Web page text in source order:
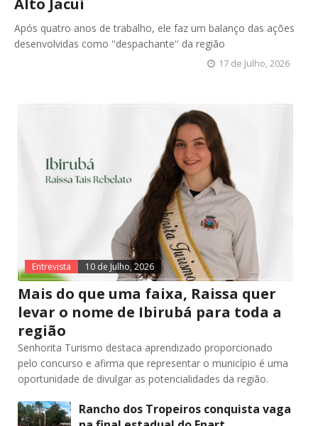
Alto Jacuí
Após quatro anos de trabalho, ele faz um balanço das ações
desenvolvidas como ''despachante'' da região
17 de Julho, 2026
Entrevista 10 de Julho, 2026
Mais do que uma faixa, Raissa quer
levar o nome de Ibirubá para toda a
região
Senhorita Turismo destaca aprendizado proporcionado
pelo concurso e afirma que representar o município é uma
oportunidade de divulgar as potencialidades da região.
Rancho dos Tropeiros conquista vaga